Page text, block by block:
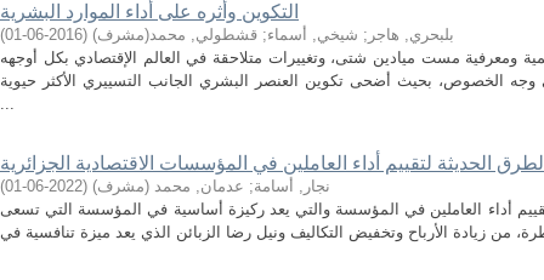
التكوين وأثره على أداء الموارد البشرية
بلبحري, هاجر ; شيخي, أسماء; قشطولي, محمد(مشرف) (
2016-06-01
)
ومعرفية مست ميادين شتى، وتغييرات متلاحقة في العالم الإقتصادي بكل أوجهه
وجه الخصوص، بحيث أضحى تكوين العنصر البشري الجانب التسييري الأكثر حيوية
...
الحديثة لتقييم أداء العاملين في المؤسسات الاقتصادية الجزائرية
نجار, أسامة; عدمان, محمد (مشرف) (
2022-06-01
)
أداء العاملين في المؤسسة والتي يعد ركيزة أساسية في المؤسسة التي تسعى